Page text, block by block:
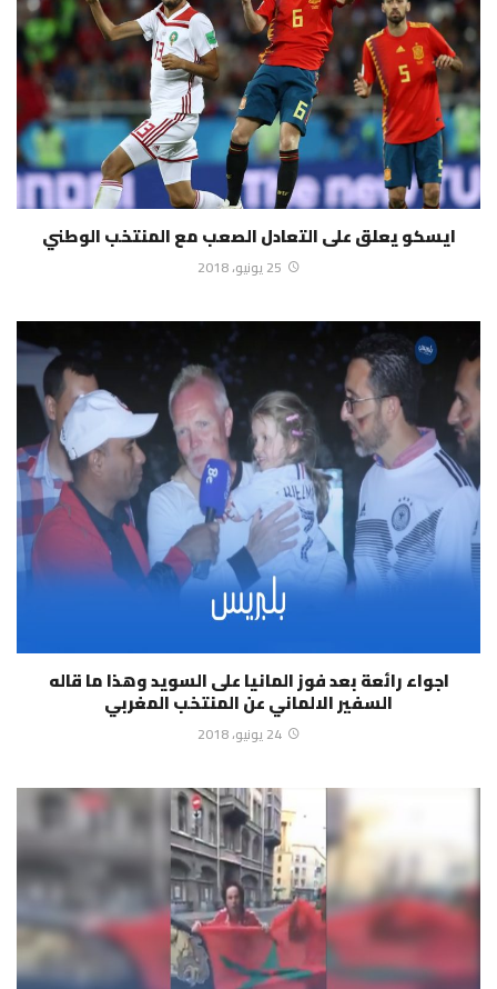
ايسكو يعلق على التعادل الصعب مع المنتخب الوطني
25 يونيو، 2018
اجواء رائعة بعد فوز المانيا على السويد وهذا ما قاله
السفير الالماني عن المنتخب المغربي
24 يونيو، 2018